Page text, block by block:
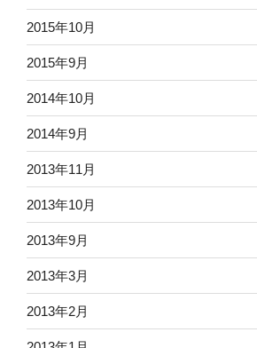
2015年10月
2015年9月
2014年10月
2014年9月
2013年11月
2013年10月
2013年9月
2013年3月
2013年2月